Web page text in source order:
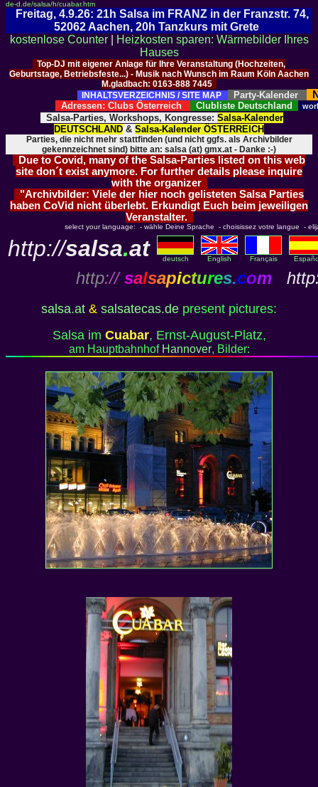
de-d.de/salsa/h/cuabar.htm
Freitag, 4.9.26: 21h Salsa im FRANZ in der Franzstr. 74,
52062 Aachen, 20h Tanzkurs mit Grete
kostenlose Counter|
Heizkosten sparen: Wärmebilder Ihres
Hauses
Top-DJ mit eigener Anlage für Ihre Veranstaltung (Hochzeiten,
Geburtstage, Betriebsfeste...) - Musik nach Wunsch im Raum Köln Aachen
M.gladbach: 0163-888 7445
INHALTSVERZEICHNIS / SITE MAP
Party-Kalender
Adressen: Clubs Österreich Clubliste Deutschland
Salsa-Parties, Workshops, Kongresse: Salsa-Kalender
DEUTSCHLAND & Salsa-Kalender ÖSTERREICH
Parties, die nicht mehr stattfinden (und nicht ggfs. als Archivbilder
gekennzeichnet sind) bitte an: salsa (at) gmx.at - Danke :-)
Due to Covid, many of the Salsa-Parties listed on this web
site don´t exist anymore. For further details please inquire
with the organizer
"Archivbilder: Viele der hier noch gelisteten Salsa Parties
haben CoVid nicht überlebt. Erkundigt Euch beim jeweiligen
Veranstalter.
select your language: - wähle Deine Sprache - choisissez votre langue -
http://salsa.at deutsch English Français
http:// salsapictures.com
salsa.at & salsatecas.de present pictures:
Salsa im Cuabar, Ernst-August-Platz,
am Hauptbahnhof Hannover, Bilder: